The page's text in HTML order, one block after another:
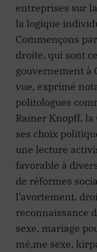
entreprises sur
la logique
Commençons
droite, qui sont
gouvernement à
vue, exprimé
politologues
Rainer Knopff, la
ses choix
une lecture
favorable à
de réformes
l’avortement,
reconnaissance
sexe, mariage
mé‚me sexe,